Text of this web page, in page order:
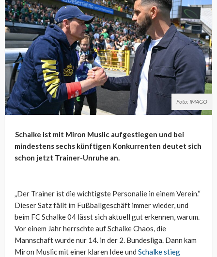
Foto: IMAGO
Schalke ist mit Miron Muslic aufgestiegen und bei
mindestens sechs künftigen Konkurrenten deutet sich
schon jetzt Trainer-Unruhe an.
„Der Trainer ist die wichtigste Personalie in einem Verein.“
Dieser Satz fällt im Fußballgeschäft immer wieder, und
beim FC Schalke 04 lässt sich aktuell gut erkennen, warum.
Vor einem Jahr herrschte auf Schalke Chaos, die
Mannschaft wurde nur 14. in der 2. Bundesliga. Dann kam
Miron Muslic mit einer klaren Idee und Schalke stieg